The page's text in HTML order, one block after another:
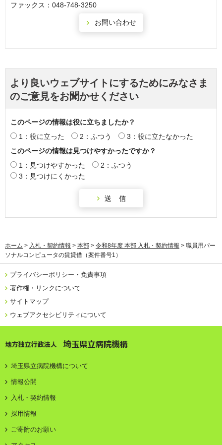
ファックス：048-748-3250
より良いウェブサイトにするためにみなさま
のご意見をお聞かせください
このページの情報は役に立ちましたか？
1：役に立った
2：ふつう
3：役に立たなかった
このページの情報は見つけやすかったですか？
1：見つけやすかった
2：ふつう
3：見つけにくかった
ホーム > 入札・契約情報 > 本部 > 令和8年度 本部 入札・契約情報 > 職員用パー
ソナルコンピュータの賃貸借（案件番号1）
プライバシーポリシー・免責事項
著作権・リンクについて
サイトマップ
ウェブアクセシビリティについて
地方独立行政法人 埼玉県立病院機構
埼玉県立病院機構について
情報公開
入札・契約情報
採用情報
ご寄附のお願い